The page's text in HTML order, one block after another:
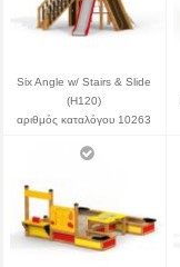
Six Angle w/ Stairs & Slide
(H120)
αριθμός καταλόγου 10263